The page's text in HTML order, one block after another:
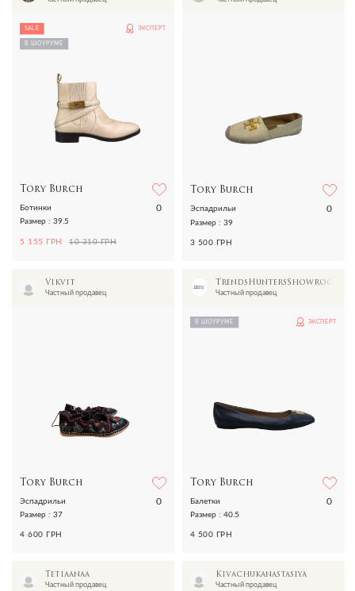
SALE
В ШОУРУМЕ
ЭКСПЕРТ
Tory Burch
0
Ботинки
Размер : 39.5
5 155 ГРН 10 310 ГРН
Tory Burch
0
Эспадрильи
Размер : 39
3 500 ГРН
Vikvit
Частный продавец
Tory Burch
0
Эспадрильи
Размер : 37
4 600 ГРН
TrendsHuntersShowroom
Частный продавец
В ШОУРУМЕ ЭКСПЕРТ
Tory Burch
0
Балетки
Размер : 40.5
4 500 ГРН
Tetiaanaa
Частный продавец
Kivachukanastasiya
Частный продавец